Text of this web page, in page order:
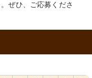
ぜひ、ご応募くださ